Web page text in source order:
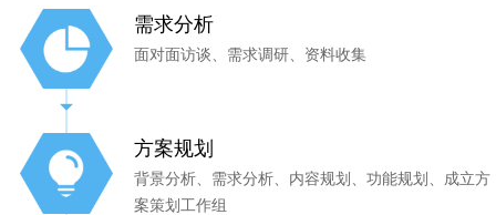
需求分析
面对面访谈、需求调研、资料收集
方案规划
背景分析、需求分析、内容规划、功能规划、成立方
案策划工作组